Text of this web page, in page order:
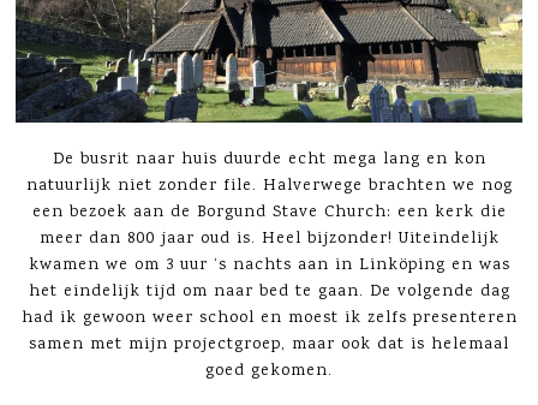
De busrit naar huis duurde echt mega lang en kon
natuurlijk niet zonder file. Halverwege brachten we nog
een bezoek aan de Borgund Stave Church: een kerk die
meer dan 800 jaar oud is. Heel bijzonder! Uiteindelijk
kwamen we om 3 uur ‘s nachts aan in Linköping en was
het eindelijk tijd om naar bed te gaan. De volgende dag
had ik gewoon weer school en moest ik zelfs presenteren
samen met mijn projectgroep, maar ook dat is helemaal
goed gekomen.